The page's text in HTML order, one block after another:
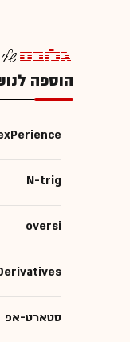
הוספה
N-trig
oversi
סטארט-אפ